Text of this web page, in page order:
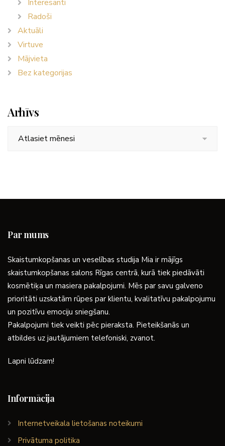
Interesanti
Radoši
Aktuāli
Virtuve
Mājvieta
Bez kategorijas
Arhīvs
Par mums
Skaistumkopšanas un veselības studija Mia ir mājīgs
skaistumkopšanas salons Rīgas centrā, kurā tiek piedāvāti
kosmētiķa un masiera pakalpojumi. Mēs par savu galveno
prioritāti uzskatām rūpes par klientu, kvalitatīvu pakalpojumu
un pozitīvu emociju sniegšanu.
Pakalpojumi tiek veikti pēc pieraksta. Pieteikšanās un
atbildes uz jautājumiem telefoniski, zvanot.
Lapni lūdzam!
Informācija
Internetveikala lietošanas noteikumi
Privātuma politika